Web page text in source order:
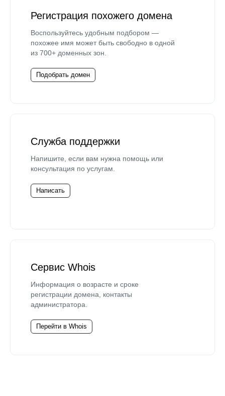
Регистрация похожего домена
Воспользуйтесь удобным подбором —
похожее имя может быть свободно в одной
из 700+ доменных зон.
Подобрать домен
Служба поддержки
Напишите, если вам нужна помощь или
консультация по услугам.
Написать
Сервис Whois
Информация о возрасте и сроке
регистрации домена, контакты
администратора.
Перейти в Whois